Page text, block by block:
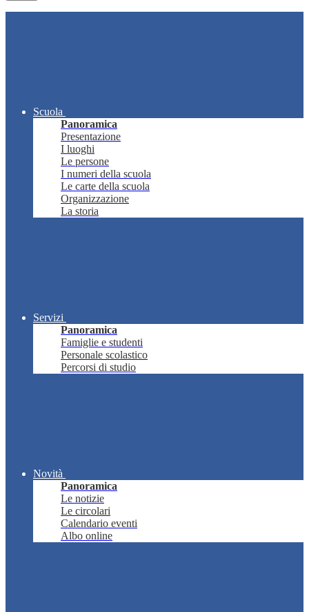
Scuola
Panoramica
Presentazione
I luoghi
Le persone
I numeri della scuola
Le carte della scuola
Organizzazione
La storia
Servizi
Panoramica
Famiglie e studenti
Personale scolastico
Percorsi di studio
Novità
Panoramica
Le notizie
Le circolari
Calendario eventi
Albo online